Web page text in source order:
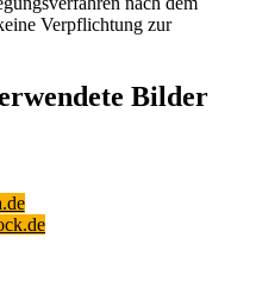
Verpflichtung zur
Bilder